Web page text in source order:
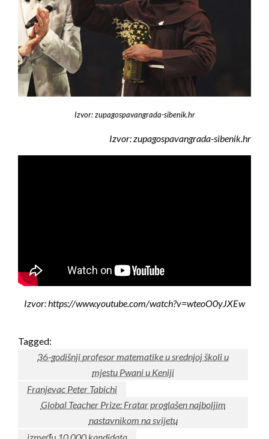
Izvor: zupagospavangrada-sibenik.hr
Izvor: zupagospavangrada-sibenik.hr
Izvor: https://www.youtube.com/watch?v=wteoO0yJXEw
Tagged:
36-godišnji profesor matematike u srednjoj školi u
mjestu Pwani u Keniji
Franjevac Peter Tabichi
Global Teacher Prize: Fratar proglašen najboljim
nastavnikom na svijetu
između 10 000 kandidata